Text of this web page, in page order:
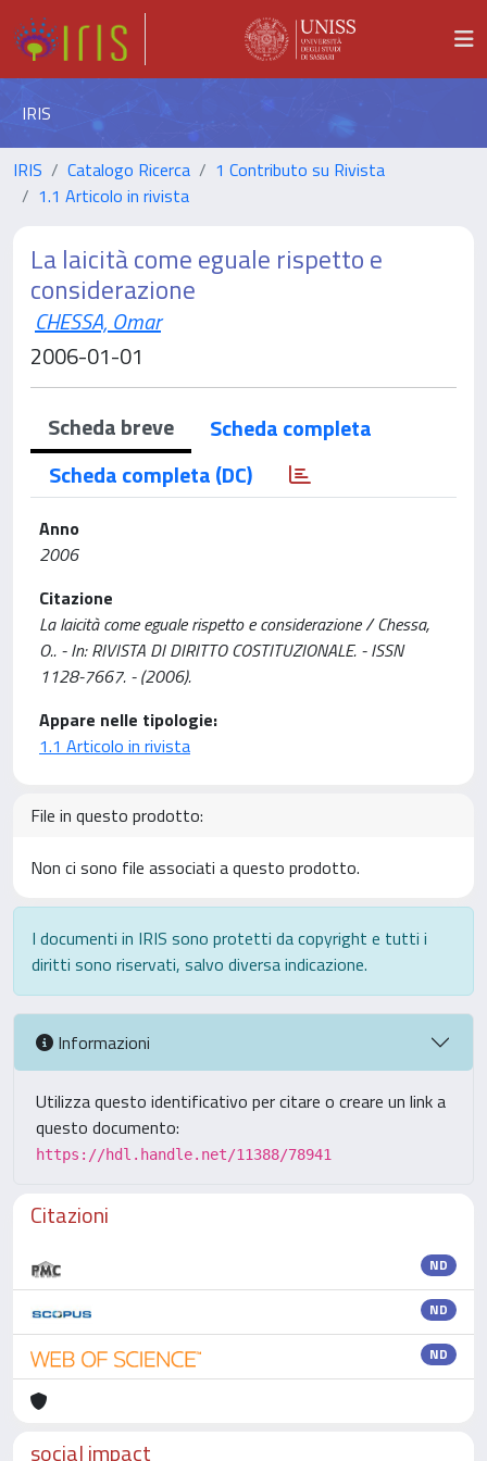
IRIS
IRIS Catalogo Ricerca
1 Contributo su Rivista
1.1 Articolo in rivista
La laicità come eguale rispetto e
considerazione
CHESSA, Omar
2006-01-01
Scheda breve
Scheda completa
Scheda completa (DC)
Anno
2006
Citazione
La laicità come eguale rispetto e considerazione / Chessa,
O.. - In: RIVISTA DI DIRITTO COSTITUZIONALE. - ISSN
1128-7667. - (2006).
Appare nelle tipologie:
1.1 Articolo in rivista
File in questo prodotto:
Non ci sono file associati a questo prodotto.
I documenti in IRIS sono protetti da copyright e tutti i
diritti sono riservati, salvo diversa indicazione.
Informazioni
Utilizza questo identificativo per citare o creare un link a
questo documento:
https://hdl.handle.net/11388/78941
Citazioni
ND
ND
ND
social impact